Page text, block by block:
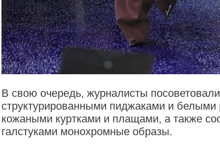
В свою очередь, журналисты посоветовали
структурированными пиджаками и
кожаными куртками и плащами, а также
галстуками монохромные образы.